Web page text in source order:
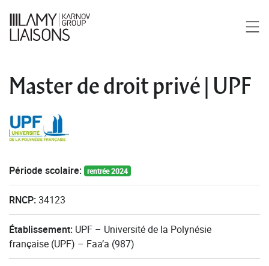
Master de droit privé | UPF
Période scolaire: rentrée 2024
RNCP: 34123
Établissement: UPF – Université de la Polynésie
française (UPF) – Faa’a (987)